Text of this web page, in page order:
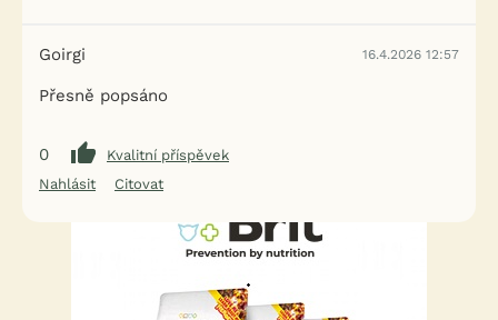
Goirgi 16.4.2026 12:57
Přesně popsáno
0
Kvalitní příspěvek
Nahlásit
Citovat